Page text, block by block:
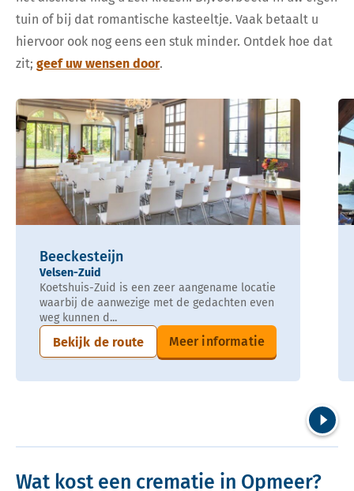
tuin of bij dat romantische kasteeltje. Vaak betaalt u
hiervoor ook nog eens een stuk minder. Ontdek hoe dat
zit; geef uw wensen door.
Beeckesteijn
Velsen-Zuid
Koetshuis-Zuid is een zeer aangename locatie
waarbij de aanwezige met de gedachten even
weg kunnen d...
Bekijk de route Meer informatie
Wat kost een crematie in Opmeer?